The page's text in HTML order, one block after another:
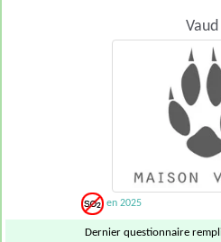
Vaud
en 2025
Dernier questionnaire